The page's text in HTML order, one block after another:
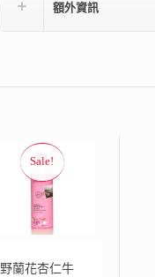
額外資訊
野蘭花杏仁牛